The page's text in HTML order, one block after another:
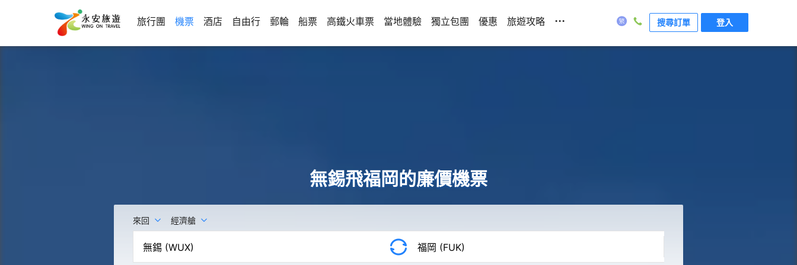
旅行團 機票 酒店 自由行 郵輪 船票 高鐵火車票 當地體驗 獨立包團 優惠 旅遊攻略 ... 搜尋訂單 登入
無錫飛福岡的廉價機票
來回 經濟艙